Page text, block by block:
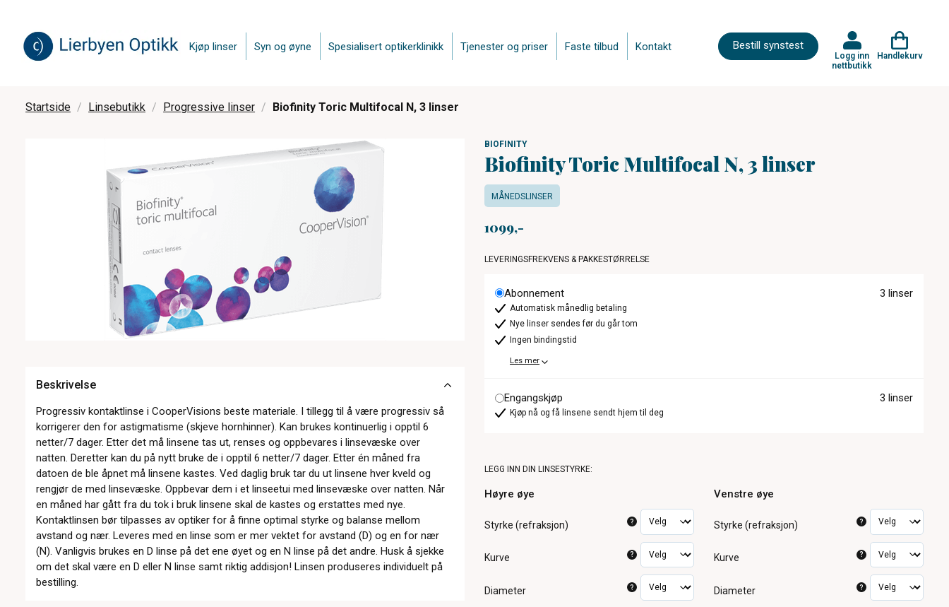
Bestill synstest
Kjøp linser Syn og øyne Spesialisert optikerklinikk Tjenester og priser Faste tilbud Kontakt
Logg inn
nettbutikk
Handlekurv
Startside Linsebutikk Progressive linser Biofinity Toric Multifocal N, 3 linser
Beskrivelse
Progressiv kontaktlinse i CooperVisions beste materiale. I tillegg til å være progressiv så
korrigerer den for astigmatisme (skjeve hornhinner). Kan brukes kontinuerlig i opptil 6
netter/7 dager. Etter det må linsene tas ut, renses og oppbevares i linsevæske over
natten. Deretter kan du på nytt bruke de i opptil 6 netter/7 dager. Etter én måned fra
datoen de ble åpnet må linsene kastes. Ved daglig bruk tar du ut linsene hver kveld og
rengjør de med linsevæske. Oppbevar dem i et linseetui med linsevæske over natten. Når
en måned har gått fra du tok i bruk linsene skal de kastes og erstattes med nye.
Kontaktlinsen bør tilpasses av optiker for å finne optimal styrke og balanse mellom
avstand og nær. Leveres med en linse som er mer vektet for avstand (D) og en for nær
(N). Vanligvis brukes en D linse på det ene øyet og en N linse på det andre. Husk å sjekke
om det skal være en D eller N linse samt riktig addisjon! Linsen produseres individuelt på
bestilling.
BIOFINITY
Biofinity Toric Multifocal N, 3 linser
MÅNEDSLINSER
1099
LEVERINGSFREKVENS & PAKKESTØRRELSE
Abonnement 3 linser
Automatisk månedlig betaling
Nye linser sendes før du går tom
Ingen bindingstid
Les mer
Engangskjøp 3 linser
Kjøp nå og få linsene sendt hjem til deg
LEGG INN DIN LINSESTYRKE:
Høyre øye
Styrke (refraksjon) ?
Kurve ?
Diameter ?
Venstre øye
Styrke (refraksjon) ?
Kurve ?
Diameter ?